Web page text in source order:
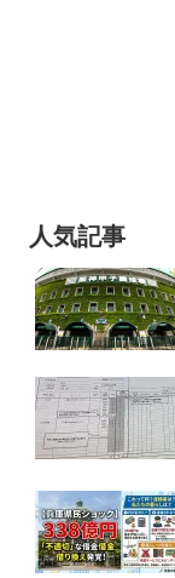
人気記事